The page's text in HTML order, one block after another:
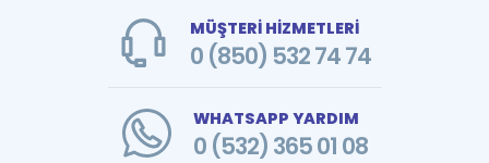
MÜŞTERİ HİZMETLERİ
0 (850) 532 74 74
WHATSAPP YARDIM
0 (532) 365 01 08